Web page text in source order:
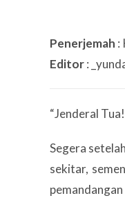
Penerjemah :
Editor:
“Jenderal
Segera
sekitar,